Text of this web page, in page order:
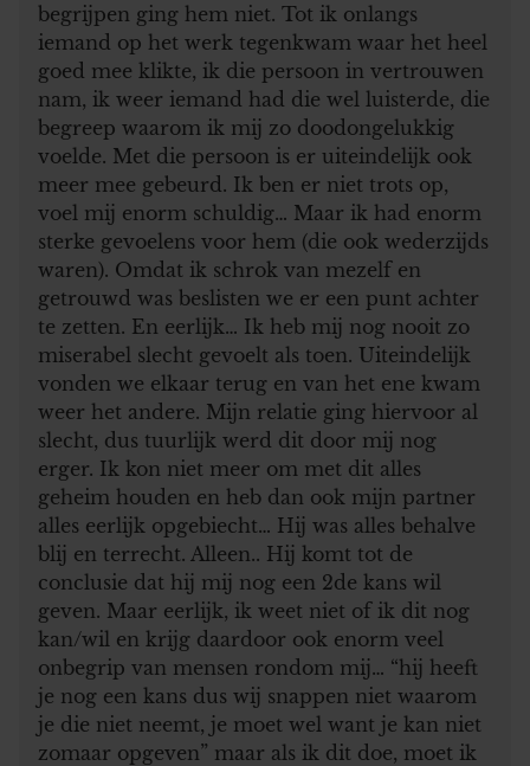
begrijpen ging hem niet. Tot ik onlangs
iemand op het werk tegenkwam waar het heel
goed mee klikte, ik die persoon in vertrouwen
nam, ik weer iemand had die wel luisterde, die
begreep waarom ik mij zo doodongelukkig
voelde. Met die persoon is er uiteindelijk ook
meer mee gebeurd. Ik ben er niet trots op,
voel mij enorm schuldig… Maar ik had enorm
sterke gevoelens voor hem (die ook wederzijds
waren). Omdat ik schrok van mezelf en
getrouwd was beslisten we er een punt achter
te zetten. En eerlijk… Ik heb mij nog nooit zo
miserabel slecht gevoelt als toen. Uiteindelijk
vonden we elkaar terug en van het ene kwam
weer het andere. Mijn relatie ging hiervoor al
slecht, dus tuurlijk werd dit door mij nog
erger. Ik kon niet meer om met dit alles
geheim houden en heb dan ook mijn partner
alles eerlijk opgebiecht… Hij was alles behalve
blij en terrecht. Alleen.. Hij komt tot de
conclusie dat hij mij nog een 2de kans wil
geven. Maar eerlijk, ik weet niet of ik dit nog
kan/wil en krijg daardoor ook enorm veel
onbegrip van mensen rondom mij… “hij heeft
je nog een kans dus wij snappen niet waarom
je die niet neemt, je moet wel want je kan niet
zomaar opgeven” maar als ik dit doe, moet ik